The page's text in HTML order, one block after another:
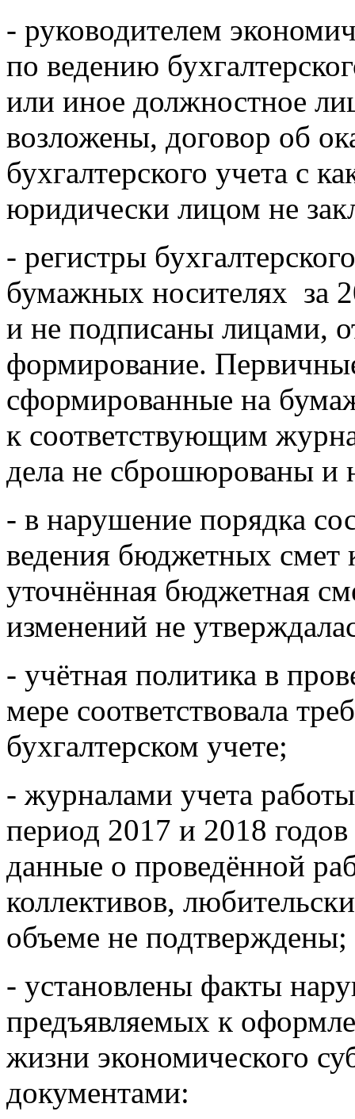
- руководителем
по ведению
или иное должностное
возложены, договор об
бухгалтерского учета с
юридически лицом не
- регистры
бумажных носителях за
и не подписаны лицами,
формирование.
сформированные на
к соответствующим
дела не сброшюрованы и
- в нарушение порядка
ведения бюджетных смет
уточнённая бюджетная
изменений не
- учётная политика в
мере соответствовала
бухгалтерском учете;
- журналами учета
период 2017 и 2018
данные о проведённой
коллективов,
объеме не подтверждены;
- установлены факты
предъявляемых к
жизни экономического
документами: